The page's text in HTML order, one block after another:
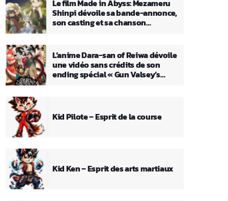
Le film Made in Abyss: Mezameru
Shinpi dévoile sa bande-annonce,
son casting et sa chanson
L’anime Dara-san of Reiwa dévoile
une vidéo sans crédits de son
ending spécial « Gun Valsey’s
Kid Pilote – Esprit de la course
Kid Ken – Esprit des arts martiaux